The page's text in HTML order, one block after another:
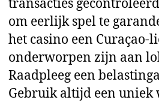
transacties
om eerlijk spel te
het casino een
onderworpen zijn aan
Raadpleeg een
Gebruik altijd een uniek